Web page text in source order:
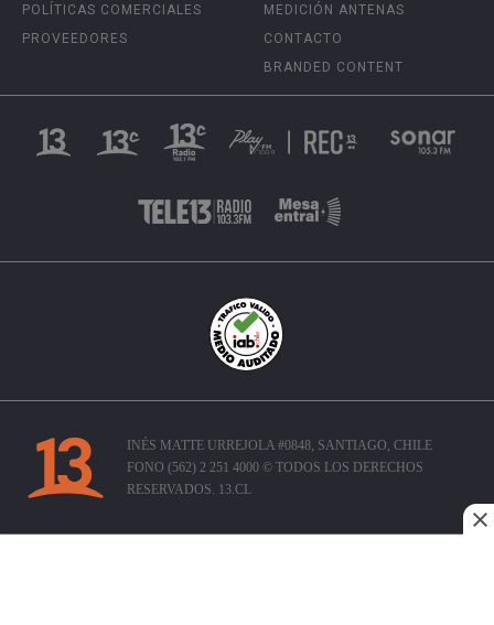
POLÍTICAS COMERCIALES
PROVEEDORES
MEDICIÓN ANTENAS
CONTACTO
BRANDED CONTENT
INÉS MATTE URREJOLA #0848, SANTIAGO, CHILE
FONO (562) 2 251 4000 © TODOS LOS DERECHOS
RESERVADOS. 13.CL